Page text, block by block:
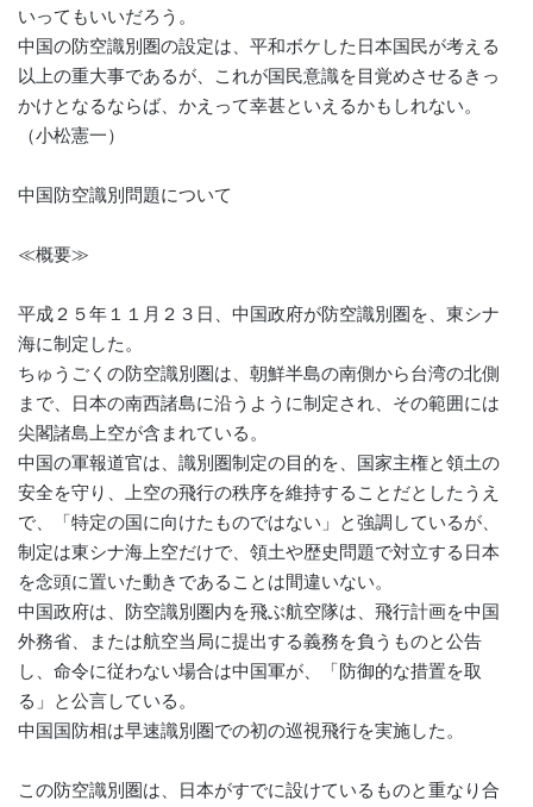
いってもいいだろう。
中国の防空識別圏の設定は、平和ボケした日本国民が考える
以上の重大事であるが、これが国民意識を目覚めさせるきっ
かけとなるならば、かえって幸甚といえるかもしれない。
（小松憲一）
中国防空識別問題について
≪概要≫
平成２５年１１月２３日、中国政府が防空識別圏を、東シナ
海に制定した。
ちゅうごくの防空識別圏は、朝鮮半島の南側から台湾の北側
まで、日本の南西諸島に沿うように制定され、その範囲には
尖閣諸島上空が含まれている。
中国の軍報道官は、識別圏制定の目的を、国家主権と領土の
安全を守り、上空の飛行の秩序を維持することだとしたうえ
で、「特定の国に向けたものではない」と強調しているが、
制定は東シナ海上空だけで、領土や歴史問題で対立する日本
を念頭に置いた動きであることは間違いない。
中国政府は、防空識別圏内を飛ぶ航空隊は、飛行計画を中国
外務省、または航空当局に提出する義務を負うものと公告
し、命令に従わない場合は中国軍が、「防御的な措置を取
る」と公言している。
中国国防相は早速識別圏での初の巡視飛行を実施した。
この防空識別圏は、日本がすでに設けているものと重なり合